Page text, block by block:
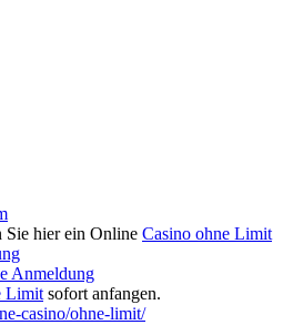
Sie hier ein Online Casino ohne Limit
Anmeldung
Limitsofort anfangen.
casino/ohne-limit/